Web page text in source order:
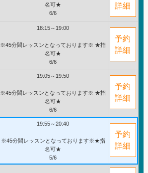
名可★
6/6
詳細
18:15～19:00
※45分間レッスンとなっております※ ★指
名可★
6/6
予約
詳細
19:05～19:50
※45分間レッスンとなっております※ ★指
名可★
6/6
予約
詳細
19:55～20:40
※45分間レッスンとなっております※★指
名可★
5/6
予約
詳細